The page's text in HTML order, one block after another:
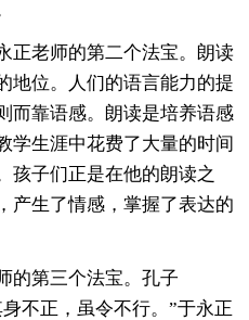
正老师的第二个法宝。朗读
地位。人们的语言能力的提
而靠语感。朗读是培养语感
学生涯中花费了大量的时间
孩子们正是在他的朗读之
产生了情感，掌握了表达的
的第三个法宝。孔子
不正，虽令不行。”于永正